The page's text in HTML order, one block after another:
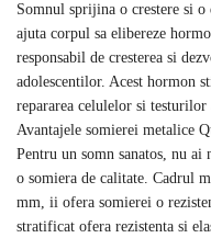
Somnul sprijina o crestere si o
ajuta corpul sa elibereze
responsabil de cresterea si
adolescentilor. Acest hormon
repararea celulelor si
Avantajele somierei metalice
Pentru un somn sanatos, nu ai
o somiera de calitate. Cadrul
mm, ii ofera somierei o
stratificat ofera rezistenta si